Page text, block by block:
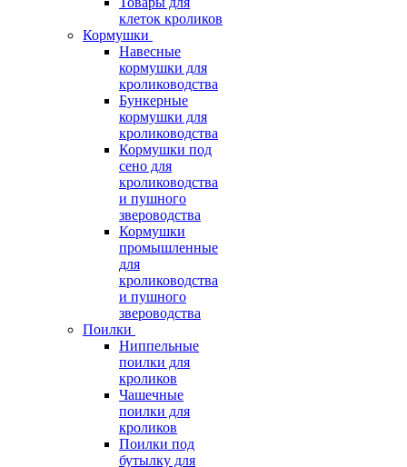
клеток кроликов
Кормушки
Навесные
кормушки для
кролиководства
Бункерные
кормушки для
кролиководства
Кормушки под
сено для
кролиководства
и пушного
звероводства
Кормушки
промышленные
для
кролиководства
и пушного
звероводства
Поилки
Ниппельные
поилки для
кроликов
Чашечные
поилки для
кроликов
Поилки под
бутылку для